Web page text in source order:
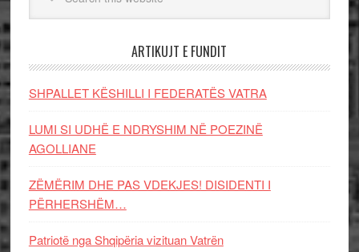
ARTIKUJT E FUNDIT
SHPALLET KËSHILLI I FEDERATËS VATRA
LUMI SI UDHË E NDRYSHIM NË POEZINË
AGOLLIANE
ZËMËRIM DHE PAS VDEKJES! DISIDENTI I
PËRHERSHËM…
Patriotë nga Shqipëria vizituan Vatrën